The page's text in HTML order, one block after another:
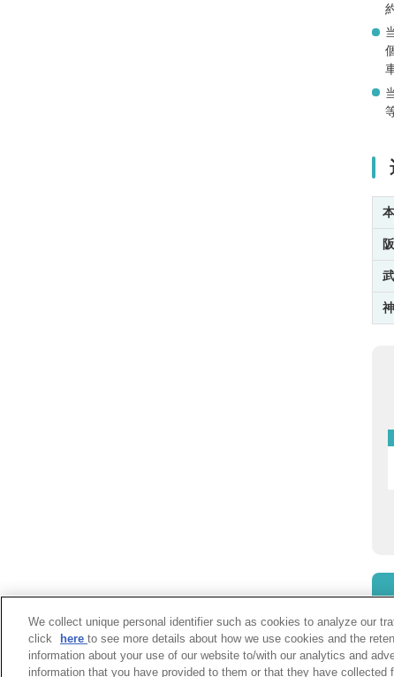
We collect unique personal identifier such as cookies to analyze our
click
here to see more details about how we use cookies and the
information about your use of our website to/with our analytics and
information that you have provided to them or that they have